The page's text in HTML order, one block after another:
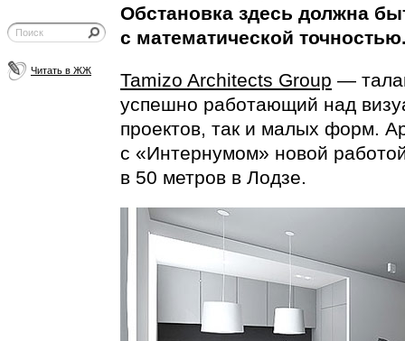
Читать в ЖЖ
Обстановка здесь должна
с математической
Tamizo Architects Group —
успешно работающий над
проектов, так и малых форм.
с «Интернумом» новой
в 50 метров в Лодзе.